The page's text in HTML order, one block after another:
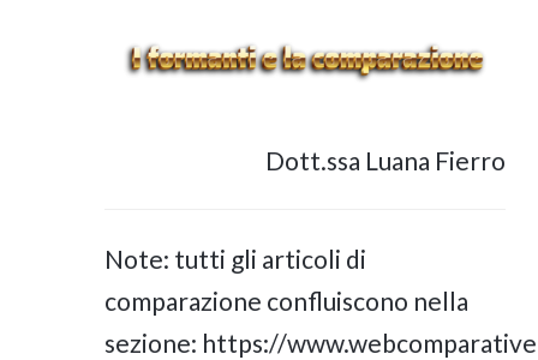
Dott.ssa Luana Fierro
Note: tutti gli articoli di
comparazione confluiscono nella
sezione: https://